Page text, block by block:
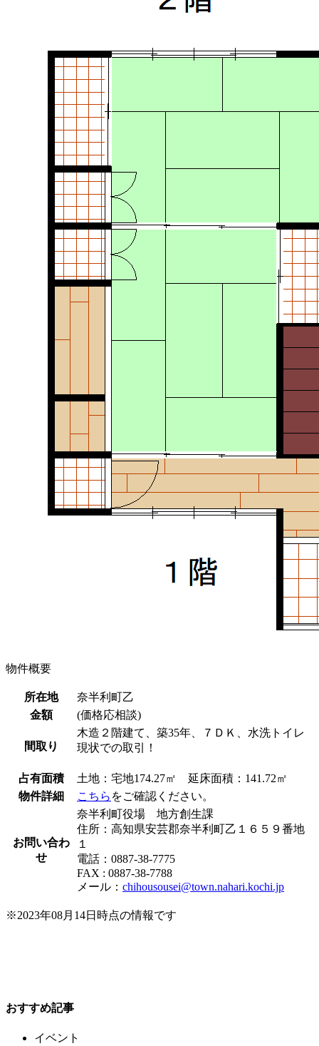
物件概要
所在地
奈半利町乙
金額
(価格応相談)
間取り
木造２階建て、築35年、７ＤＫ、水洗トイレ
現状での取引！
占有面積
土地：宅地174.27㎡ 延床面積：141.72㎡
物件詳細
こちら をご確認ください。
お問い合わ
せ
奈半利町役場 地方創生課
住所：高知県安芸郡奈半利町乙１６５９番地
１
電話：0887-38-7775
FAX : 0887-38-7788
メール： chihousousei@town.nahari.kochi.jp
※2023年08月14日時点の情報です
おすすめ記事
イベント